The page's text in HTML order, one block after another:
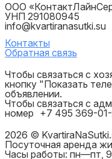
ООО
УНП 291080945
info@kvartiranasutki.su
Контакты
Обратная связь
Чтобы связаться с
кнопку "Показать
объявлении.
Чтобы связаться с
номер +7 495 369-
2026 ©
Посуточная аренда
Часы работы: пн—пт,